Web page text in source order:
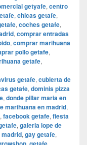
getyafe, centro
, chicas getafe,
, coches getafe,
, comprar entradas
, comprar marihuana
pollo getafe,
getafe,
getafe, cubierta de
getafe, dominis pizza
, donde pillar maria en
marihuana en madrid,
, facebook getafe, fiesta
, galeria lope de
, gay getafe,